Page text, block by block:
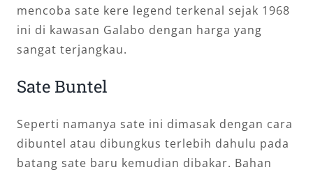
mencoba sate kere legend terkenal sejak 1968
ini di kawasan Galabo dengan harga yang
sangat terjangkau.
Sate Buntel
Seperti namanya sate ini dimasak dengan cara
dibuntel atau dibungkus terlebih dahulu pada
batang sate baru kemudian dibakar. Bahan